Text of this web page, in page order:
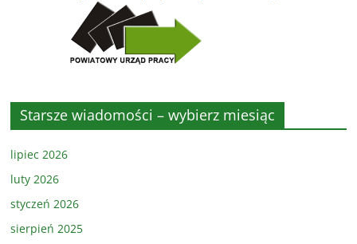
Starsze wiadomości – wybierz miesiąc
lipiec 2026
luty 2026
styczeń 2026
sierpień 2025